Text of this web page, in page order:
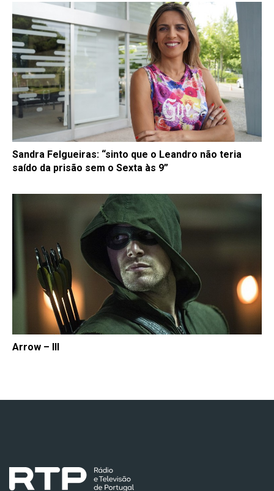
Sandra Felgueiras: “sinto que o Leandro não teria
saído da prisão sem o Sexta às 9”
Arrow – III